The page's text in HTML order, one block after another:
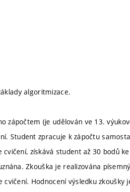
algoritmizace.
zápočtem (je udělován ve 13.
Student zpracuje k zápočtu
získává student až 30 bodů
Zkouška je realizována
Hodnocení výsledku zkoušky